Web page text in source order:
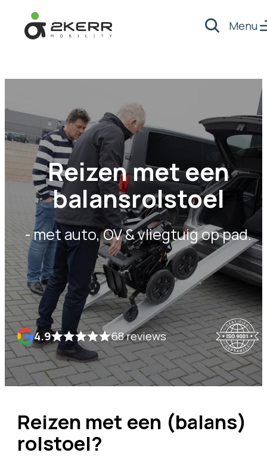
Zoeken
Menu
Reizen met een
balansrolstoel
- met auto, OV & vliegtuig op pad.
4.9 68 reviews
Reizen met een (balans)
rolstoel?